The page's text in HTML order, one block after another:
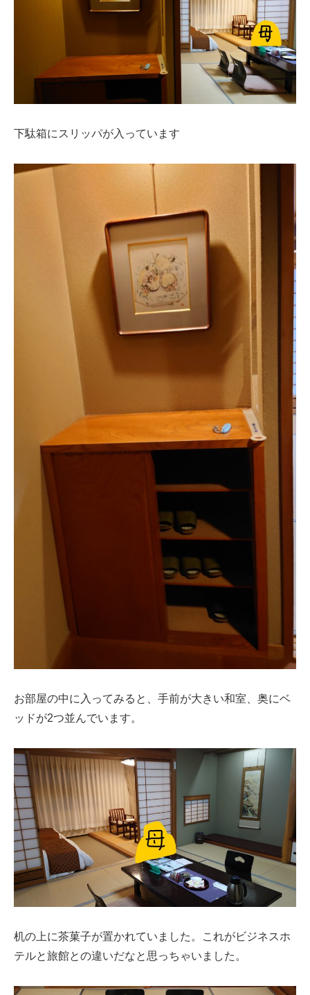
下駄箱にスリッパが入っています
お部屋の中に入ってみると、手前が大きい和室、奥にベ
ッドが2つ並んでいます。
机の上に茶菓子が置かれていました。これがビジネスホ
テルと旅館との違いだなと思っちゃいました。